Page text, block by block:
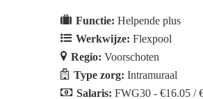
Functie: Helpende plus
Werkwijze: Flexpool
Regio: Voorschoten
Type zorg: Intramuraal
Salaris: FWG30 - €16.05 /